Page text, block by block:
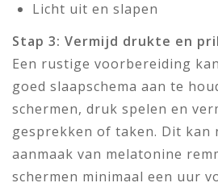
Licht uit en slapen
Stap 3: Vermijd drukte en
Een rustige voorbereiding
goed slaapschema aan te
schermen, druk spelen en
gesprekken of taken. Dit kan
aanmaak van melatonine
schermen minimaal een uur